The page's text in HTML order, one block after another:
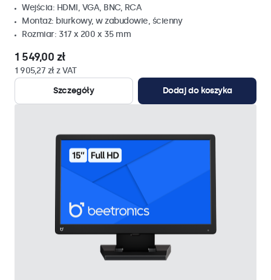
Wejścia: HDMI, VGA, BNC, RCA
Montaż: biurkowy, w zabudowie, ścienny
Rozmiar: 317 x 200 x 35 mm
1 549,00 zł
1 905,27 zł z VAT
Szczegóły
Dodaj do koszyka